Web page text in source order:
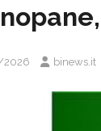
binews.it